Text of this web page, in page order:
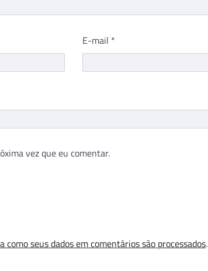
E-mail *
vez que eu comentar.
como seus dados em comentários são processados.